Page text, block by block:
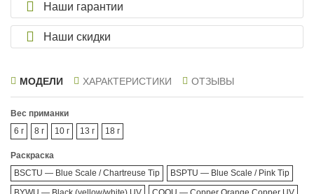
Наши гарантии
Наши скидки
МОДЕЛИ ХАРАКТЕРИСТИКИ ОТЗЫВЫ
Вес приманки
6 г
8 г 10 г 13 г 18 г
Раскраска
BSCTU — Blue Scale / Chartreuse Tip
BSPTU — Blue Scale / Pink Tip